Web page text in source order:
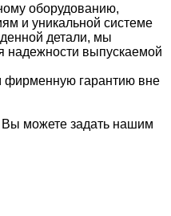
оборудованию,
и уникальной системе
детали, мы
надежности выпускаемой
гарантию вне
Вы можете задать нашим